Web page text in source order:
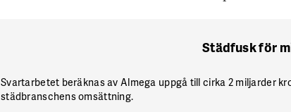
Städfusk för
Svartarbetet beräknas av Almega uppgå till cirka 2 miljarder
städbranschens omsättning.